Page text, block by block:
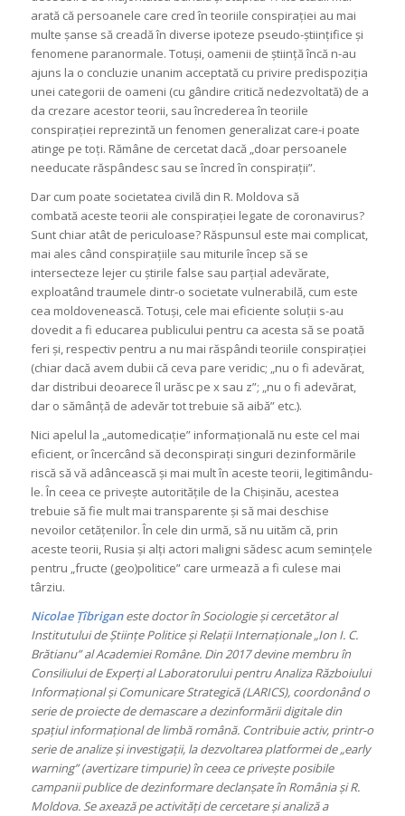
arată că persoanele care cred în teoriile conspirației au mai
multe șanse să creadă în diverse ipoteze pseudo-științifice și
fenomene paranormale. Totuși, oamenii de știință încă n-au
ajuns la o concluzie unanim acceptată cu privire predispoziția
unei categorii de oameni (cu gândire critică nedezvoltată) de a
da crezare acestor teorii, sau încrederea în teoriile
conspirației reprezintă un fenomen generalizat care-i poate
atinge pe toți. Rămâne de cercetat dacă „doar persoanele
needucate răspândesc sau se încred în conspirații”.
Dar cum poate societatea civilă din R. Moldova să
combată aceste teorii ale conspirației legate de coronavirus?
Sunt chiar atât de periculoase? Răspunsul este mai complicat,
mai ales când conspirațiile sau miturile încep să se
intersecteze lejer cu știrile false sau parțial adevărate,
exploatând traumele dintr-o societate vulnerabilă, cum este
cea moldovenească. Totuși, cele mai eficiente soluții s-au
dovedit a fi educarea publicului pentru ca acesta să se poată
feri și, respectiv pentru a nu mai răspândi teoriile conspirației
(chiar dacă avem dubii că ceva pare veridic; „nu o fi adevărat,
dar distribui deoarece îl urăsc pe x sau z”; „nu o fi adevărat,
dar o sămânță de adevăr tot trebuie să aibă” etc.).
Nici apelul la „automedicație” informațională nu este cel mai
eficient, or încercând să deconspirați singuri dezinformările
riscă să vă adâncească și mai mult în aceste teorii, legitimându-
le. În ceea ce privește autoritățile de la Chișinău, acestea
trebuie să fie mult mai transparente și să mai deschise
nevoilor cetățenilor. În cele din urmă, să nu uităm că, prin
aceste teorii, Rusia și alți actori maligni sădesc acum semințele
pentru „fructe (geo)politice” care urmează a fi culese mai
târziu.
Nicolae Țîbriganeste doctor în Sociologie și cercetător al
Institutului de Științe Politice și Relații Internaționale „Ion I. C.
Brătianu” al Academiei Române. Din 2017 devine membru în
Consiliului de Experți al Laboratorului pentru Analiza Războiului
Informațional și Comunicare Strategică (LARICS), coordonând o
serie de proiecte de demascare a dezinformării digitale din
spațiul informațional de limbă română. Contribuie activ, printr-o
serie de analize și investigații, la dezvoltarea platformei de „early
warning” (avertizare timpurie) în ceea ce privește posibile
campanii publice de dezinformare declanșate în România și R.
Moldova. Se axează pe activități de cercetare și analiză a